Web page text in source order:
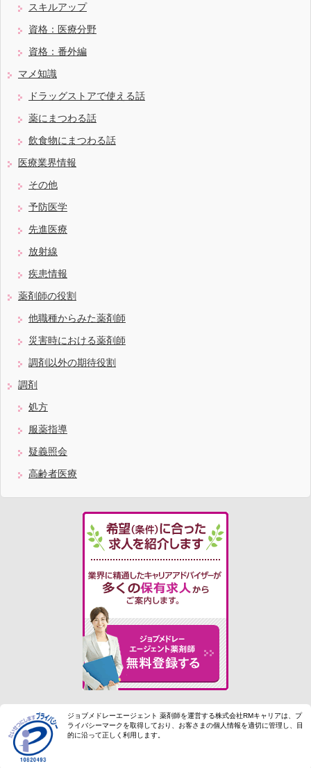
スキルアップ
資格：医療分野
資格：番外編
マメ知識
ドラッグストアで使える話
薬にまつわる話
飲食物にまつわる話
医療業界情報
その他
予防医学
先進医療
放射線
疾患情報
薬剤師の役割
他職種からみた薬剤師
災害時における薬剤師
調剤以外の期待役割
調剤
処方
服薬指導
疑義照会
高齢者医療
ジョブメドレーエージェント 薬剤師を運営する株式会社RMキャリアは、プ
ライバシーマークを取得しており、お客さまの個人情報を適切に管理し、目
的に沿って正しく利用します。